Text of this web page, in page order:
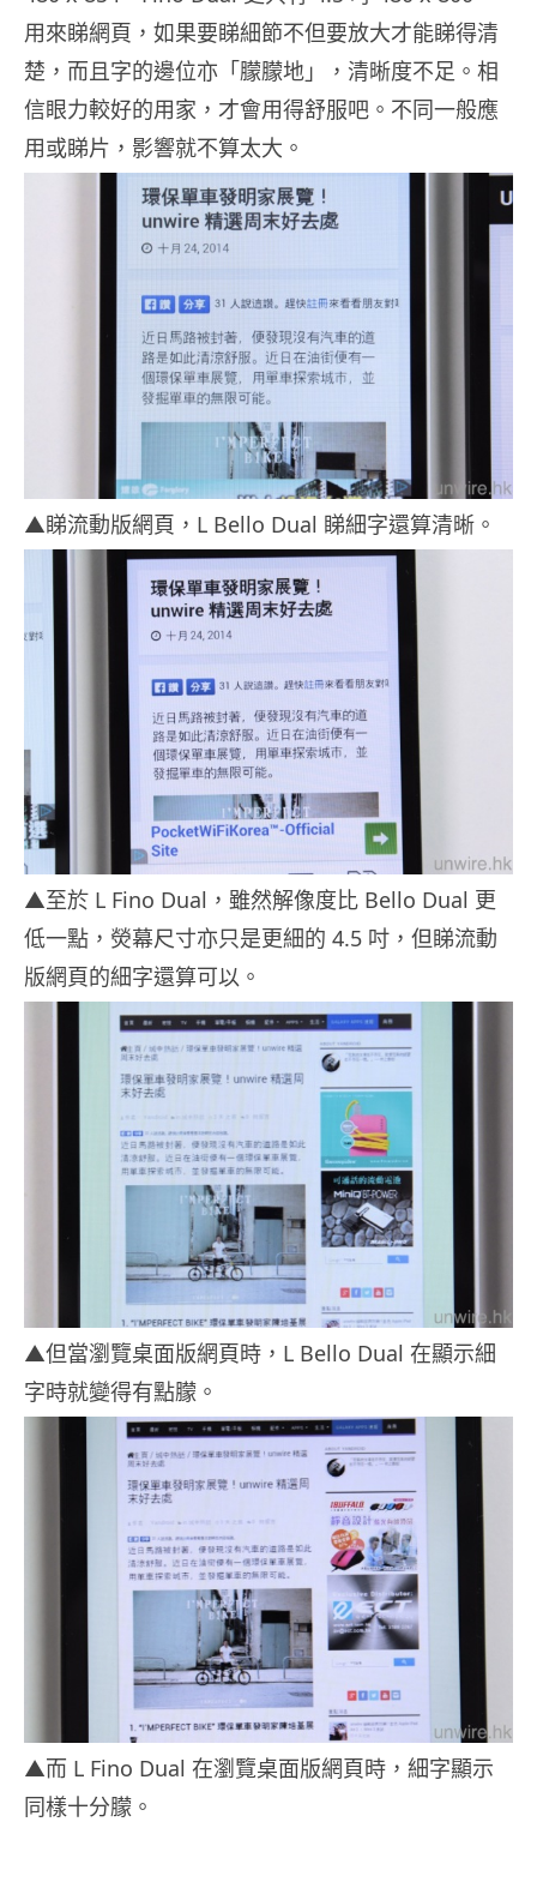
用來睇網頁，如果要睇細節不但要放大才能睇得清
楚，而且字的邊位亦「朦朦地」，清晰度不足。相
信眼力較好的用家，才會用得舒服吧。不同一般應
用或睇片，影響就不算太大。
▲睇流動版網頁，L Bello Dual 睇細字還算清晰。
▲至於 L Fino Dual，雖然解像度比 Bello Dual 更
低一點，熒幕尺寸亦只是更細的 4.5 吋，但睇流動
版網頁的細字還算可以。
▲但當瀏覽桌面版網頁時，L Bello Dual 在顯示細
字時就變得有點朦。
▲而 L Fino Dual 在瀏覽桌面版網頁時，細字顯示
同樣十分朦。